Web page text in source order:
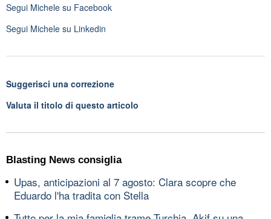
Segui Michele su Facebook
Segui Michele su Linkedin
Suggerisci una correzione
Valuta il titolo di questo articolo
Blasting News consiglia
Upas, anticipazioni al 7 agosto: Clara scopre che
Eduardo l'ha tradita con Stella